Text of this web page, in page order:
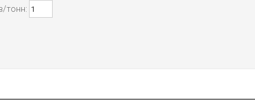
тонн: